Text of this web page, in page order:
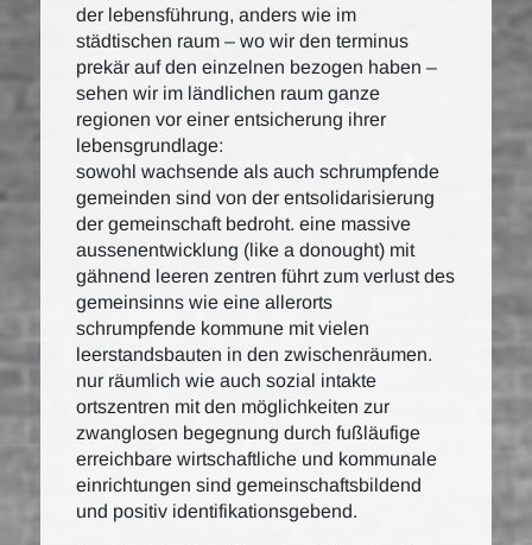
der lebensführung, anders wie im
städtischen raum – wo wir den terminus
prekär auf den einzelnen bezogen haben –
sehen wir im ländlichen raum ganze
regionen vor einer entsicherung ihrer
lebensgrundlage:
sowohl wachsende als auch schrumpfende
gemeinden sind von der entsolidarisierung
der gemeinschaft bedroht. eine massive
aussenentwicklung (like a donought) mit
gähnend leeren zentren führt zum verlust des
gemeinsinns wie eine allerorts
schrumpfende kommune mit vielen
leerstandsbauten in den zwischenräumen.
nur räumlich wie auch sozial intakte
ortszentren mit den möglichkeiten zur
zwanglosen begegnung durch fußläufige
erreichbare wirtschaftliche und kommunale
einrichtungen sind gemeinschaftsbildend
und positiv identifikationsgebend.